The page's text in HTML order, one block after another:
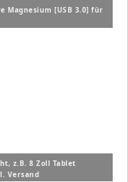
Magnesium [USB 3.0] für
z.B. 8 Zoll Tablet
Versand